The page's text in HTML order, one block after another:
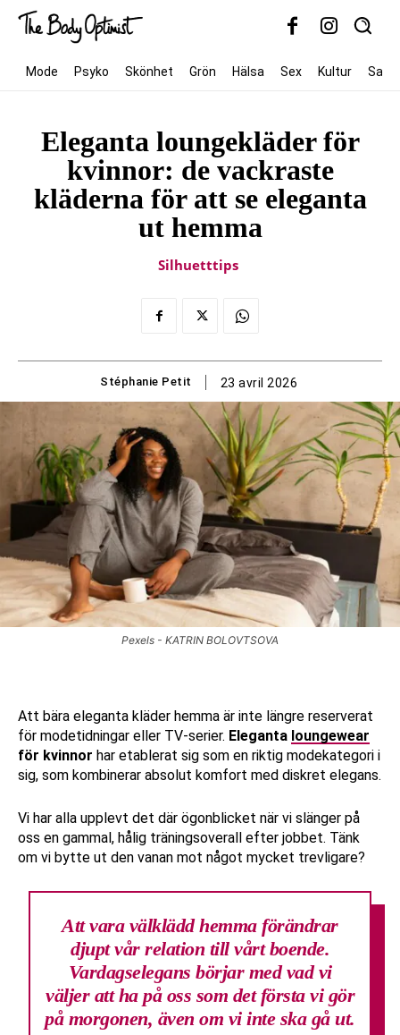
Mode Psyko Skönhet Grön Hälsa Sex Kultur
Eleganta loungekläder för
kvinnor: de vackraste
kläderna för att se eleganta
ut hemma
Silhuetttips
Stéphanie Petit 23 avril 2026
Pexels - KATRIN BOLOVTSOVA
Att bära eleganta kläder hemma är inte längre reserverat
för modetidningar eller TV-serier. Eleganta loungewear
för kvinnor har etablerat sig som en riktig modekategori i
sig, som kombinerar absolut komfort med diskret elegans.
Vi har alla upplevt det där ögonblicket när vi slänger på
oss en gammal, hålig träningsoverall efter jobbet. Tänk
om vi bytte ut den vanan mot något mycket trevligare?
Att vara välklädd hemma förändrar
djupt vår relation till vårt boende.
Vardagselegans börjar med vad vi
väljer att ha på oss som det första vi gör
på morgonen, även om vi inte ska gå ut.